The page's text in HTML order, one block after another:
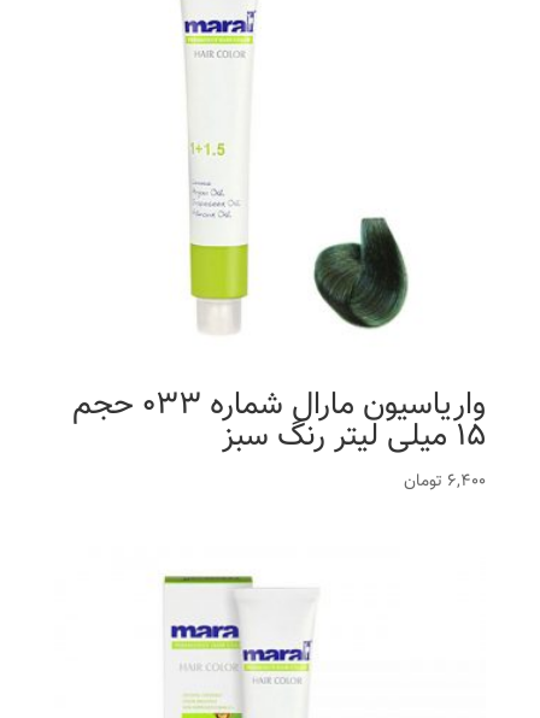
واریاسیون مارال شماره 033 حجم
15 میلی لیتر رنگ سبز
6,400 تومان